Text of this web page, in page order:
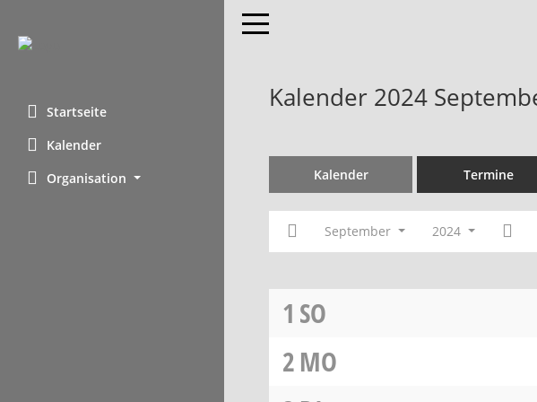
Startseite
Kalender
Organisation
Toggle navigation
Kalender 2024
Kalender Termine
September 2024
1 SO
2MO